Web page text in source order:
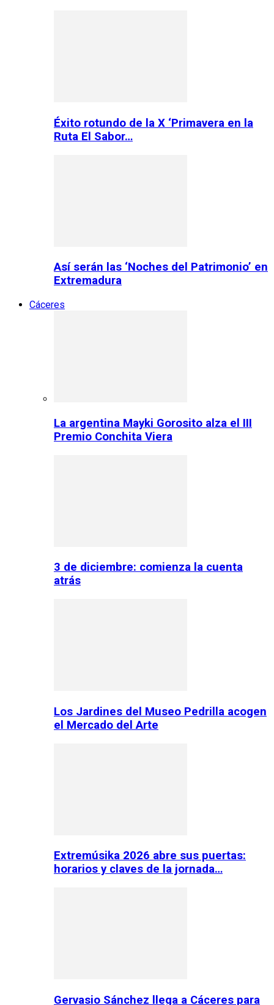
Éxito rotundo de la X ‘Primavera en la
Ruta El Sabor…
Así serán las ‘Noches del Patrimonio’ en
Extremadura
Cáceres
La argentina Mayki Gorosito alza el III
Premio Conchita Viera
3 de diciembre: comienza la cuenta
atrás
Los Jardines del Museo Pedrilla acogen
el Mercado del Arte
Extremúsika 2026 abre sus puertas:
horarios y claves de la jornada…
Gervasio Sánchez llega a Cáceres para